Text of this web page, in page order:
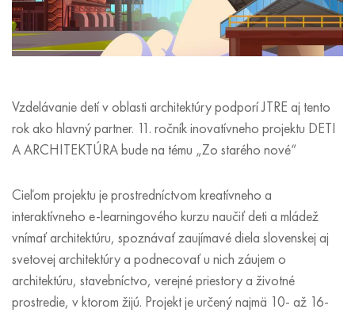
Vzdelávanie detí v oblasti architektúry podporí JTRE aj tento
rok ako hlavný partner. 11. ročník inovatívneho projektu DETI
A ARCHITEKTÚRA bude na tému „Zo starého nové“
Cieľom projektu je prostredníctvom kreatívneho a
interaktívneho e-learningového kurzu naučiť deti a mládež
vnímať architektúru, spoznávať zaujímavé diela slovenskej aj
svetovej architektúry a podnecovať u nich záujem o
architektúru, stavebníctvo, verejné priestory a životné
prostredie, v ktorom žijú. Projekt je určený najmä 10- až 16-